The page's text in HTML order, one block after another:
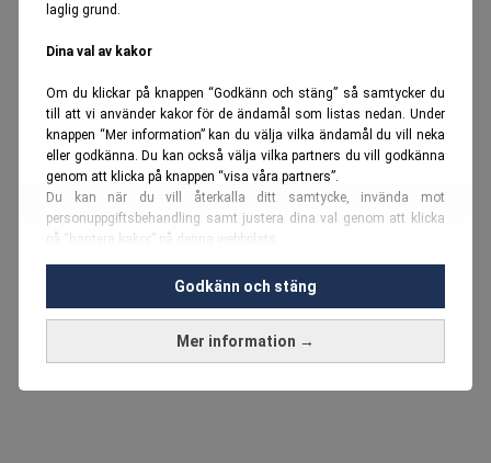
laglig grund.
Dina val av kakor
Om du klickar på knappen “Godkänn och stäng” så samtycker du
till att vi använder kakor för de ändamål som listas nedan. Under
knappen “Mer information” kan du välja vilka ändamål du vill neka
eller godkänna. Du kan också välja vilka partners du vill godkänna
genom att klicka på knappen “visa våra partners”.
Du kan när du vill återkalla ditt samtycke, invända mot
personuppgiftsbehandling samt justera dina val genom att klicka
på “hantera kakor” på denna webbplats.
Du kan fördjupa dig ytterligare i vårcookie-policy
Vi använder kakor och personuppgifter för dessa syften:
Nödvändiga cookies och liknande tekniker, anpassning av
Mer information →
Godkänn och stäng